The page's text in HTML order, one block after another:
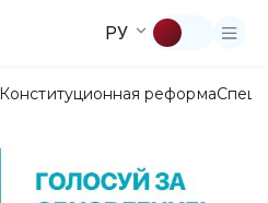
РУ
Конституционная реформа